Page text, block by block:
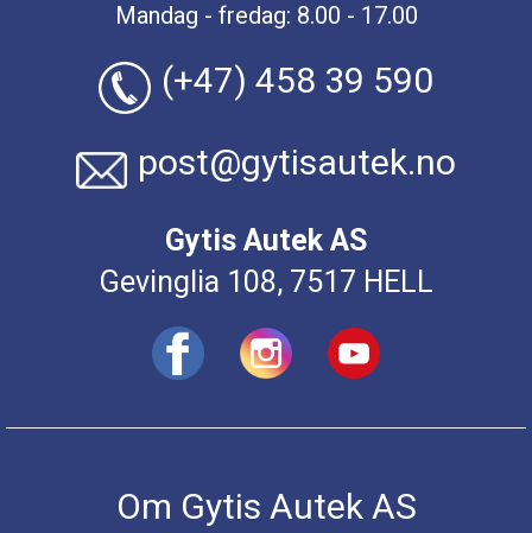
Mandag - fredag: 8.00 - 17.00
(+47) 458 39 590
post@gytisautek.no
Gytis Autek AS
Gevinglia 108, 7517 HELL
Om Gytis Autek AS